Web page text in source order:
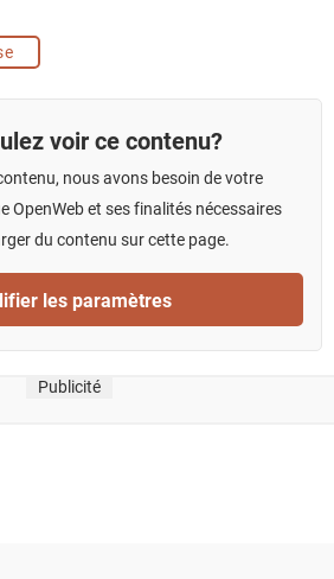
voir ce contenu?
nous avons besoin de votre
OpenWeb et ses finalités nécessaires
du contenu sur cette page.
les paramètres
Publicité